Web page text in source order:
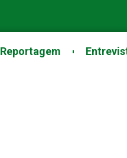
Reportagem